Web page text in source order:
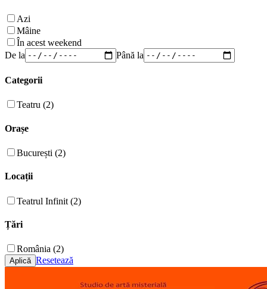
Azi
Mâine
În acest weekend
De la
Până la
Categorii
Teatru (2)
Orașe
București (2)
Locații
Teatrul Infinit (2)
Țări
România (2)
Resetează